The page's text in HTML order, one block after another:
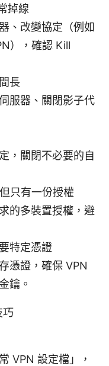
掉線
、改變協定（例如
），確認 Kill
長
服器、關閉影子代
，關閉不必要的自
只有一份授權
的多裝置授權，避
特定憑證
憑證，確保 VPN
鑰。
巧
VPN 設定檔」，